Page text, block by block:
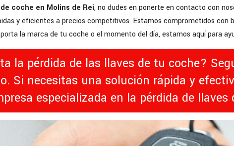
coche en Molins de Rei, no dudes en ponerte en contacto con
y eficientes a precios competitivos. Estamos comprometidos con
la marca de tu coche o el momento del día, estamos aquí para
la pérdida de las llaves de tu coche?
Si necesitas una solución rápida y
especializada en la pérdida de llaves